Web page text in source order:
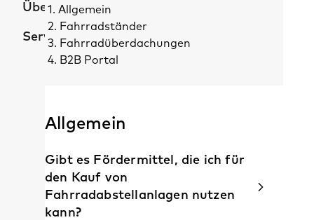
Über uns
Services
1. Allgemein
2. Fahrradständer
3. Fahrradüberdachungen
4. B2B Portal
Allgemein
Gibt es Fördermittel, die ich für
den Kauf von
Fahrradabstellanlagen nutzen
kann?